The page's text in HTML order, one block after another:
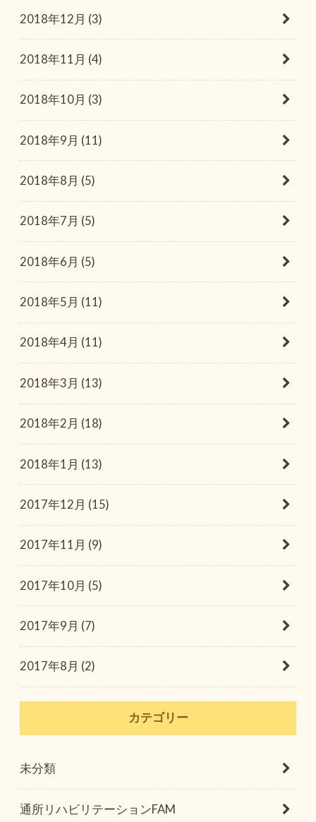
2018年12月 (3)
2018年11月 (4)
2018年10月 (3)
2018年9月 (11)
2018年8月 (5)
2018年7月 (5)
2018年6月 (5)
2018年5月 (11)
2018年4月 (11)
2018年3月 (13)
2018年2月 (18)
2018年1月 (13)
2017年12月 (15)
2017年11月 (9)
2017年10月 (5)
2017年9月 (7)
2017年8月 (2)
カテゴリー
未分類
通所リハビリテーションFAM